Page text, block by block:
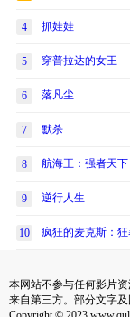
4 抓娃娃
5 穿普拉达的女王
6 落凡尘
7 默杀
8 航海王：强者天下
9 逆行人生
10 疯狂的麦克斯：
本网站不参与任何影片
来自第三方。部分文字